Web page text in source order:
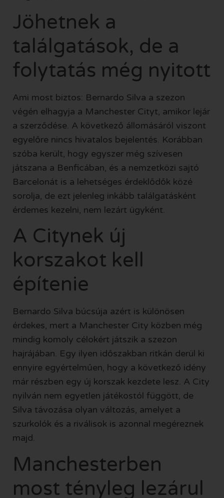
Jöhetnek a
találgatások, de a
folytatás még nyitott
Ami most biztos: Bernardo Silva a szezon
végén elhagyja a Manchester Cityt, amikor lejár
a szerződése. A következő állomásáról viszont
egyelőre nincs hivatalos bejelentés. Korábban
szóba került, hogy egyszer még szívesen
játszana a Benficában, és a nemzetközi sajtó
Barcelonát is a lehetséges érdeklődők közé
sorolja, de ezt jelenleg inkább találgatásként
érdemes kezelni, nem lezárt ügyként.
A Citynek új
korszakot kell
építenie
Bernardo Silva búcsúja azért is különösen
érdekes, mert a Manchester City közben még
mindig komoly célokért játszik a szezon
hajrájában. Egy ilyen időszakban ritkán derül ki
ennyire egyértelműen, hogy a következő idény
már részben egy új korszak kezdete lesz. A City
nyilván nem egyetlen játékostól függött, de
Silva távozása olyan változás, amelyet a
szurkolók és a riválisok is azonnal megéreznek
majd.
Manchesterben
most tényleg lezárul